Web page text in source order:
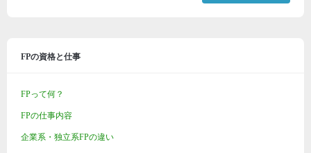
FPの資格と仕事
FPって何？
FPの仕事内容
企業系・独立系FPの違い